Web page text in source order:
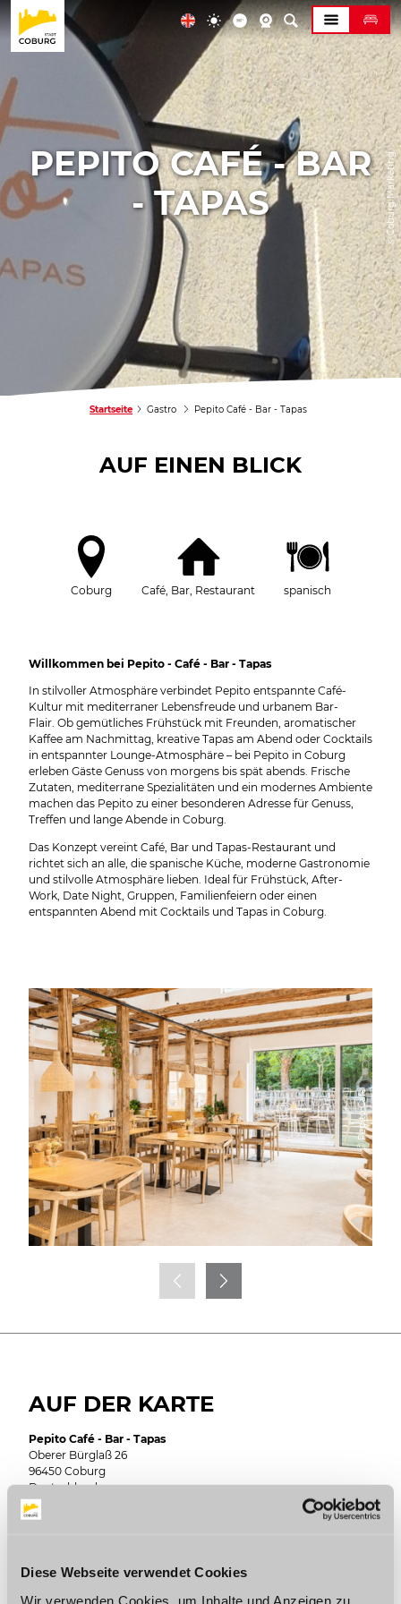
Diese Webseite verwendet Cookies
Wir verwenden Cookies, um Inhalte und Anzeigen zu
© Coburg Marketing
PEPITO CAFÉ - BAR
- TAPAS
Startseite Gastro Pepito Café - Bar - Tapas
AUF EINEN BLICK
Coburg Café, Bar, Restaurant spanisch
Willkommen bei Pepito - Café - Bar - Tapas
In stilvoller Atmosphäre verbindet Pepito entspannte Café-
Kultur mit mediterraner Lebensfreude und urbanem Bar-
Flair. Ob gemütliches Frühstück mit Freunden, aromatischer
Kaffee am Nachmittag, kreative Tapas am Abend oder Cocktails
in entspannter Lounge-Atmosphäre – bei Pepito in Coburg
erleben Gäste Genuss von morgens bis spät abends. Frische
Zutaten, mediterrane Spezialitäten und ein modernes Ambiente
machen das Pepito zu einer besonderen Adresse für Genuss,
Treffen und lange Abende in Coburg.
Das Konzept vereint Café, Bar und Tapas-Restaurant und
richtet sich an alle, die spanische Küche, moderne Gastronomie
und stilvolle Atmosphäre lieben. Ideal für Frühstück, After-
Work, Date Night, Gruppen, Familienfeiern oder einen
entspannten Abend mit Cocktails und Tapas in Coburg.
© Pepito Café
AUF DER KARTE
Pepito Café - Bar - Tapas
Oberer Bürglaß 26
96450 Coburg
Deutschland
E-Mail:
F
a
I
n